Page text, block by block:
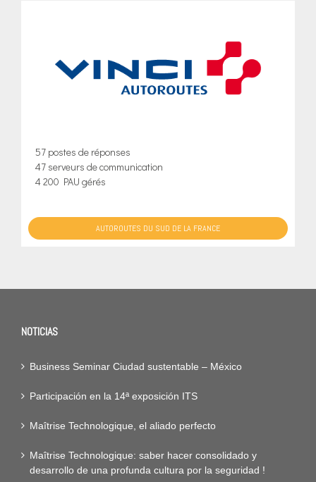
57 postes de réponses
47 serveurs de communication
4 200 PAU gérés
AUTOROUTES DU SUD DE LA FRANCE
NOTICIAS
Business Seminar Ciudad sustentable – México
Participación en la 14ª exposición ITS
Maîtrise Technologique, el aliado perfecto
Maîtrise Technologique: saber hacer consolidado y
desarrollo de una profunda cultura por la seguridad !